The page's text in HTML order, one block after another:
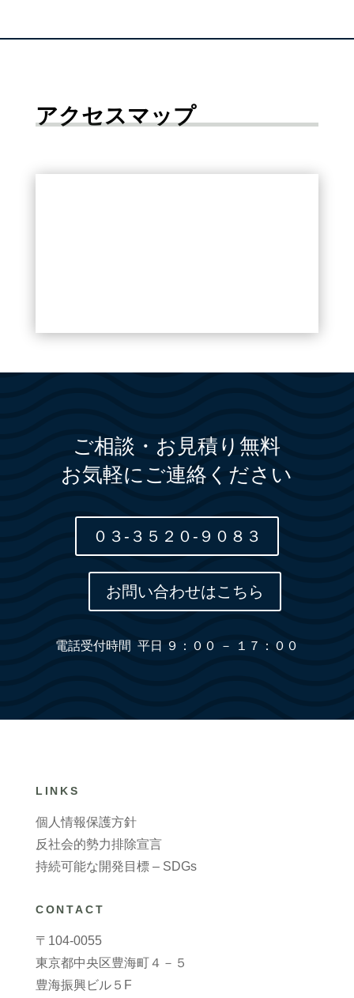
アクセスマップ
ご相談・お見積り無料
お気軽にご連絡ください
０３-３５２０-９０８３
お問い合わせはこちら
電話受付時間 平日 ９：００ － １７：００
LINKS
個人情報保護方針
反社会的勢力排除宣言
持続可能な開発目標 – SDGs
CONTACT
〒104-0055
東京都中央区豊海町４－５
豊海振興ビル５F